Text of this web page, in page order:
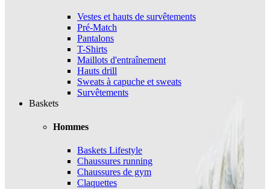
Vestes et hauts de survêtements
Pré-Match
Pantalons
T-Shirts
Maillots d'entraînement
Hauts drill
Sweats à capuche et sweats
Survêtements
Baskets
Hommes
Baskets Lifestyle
Chaussures running
Chaussures de gym
Claquettes